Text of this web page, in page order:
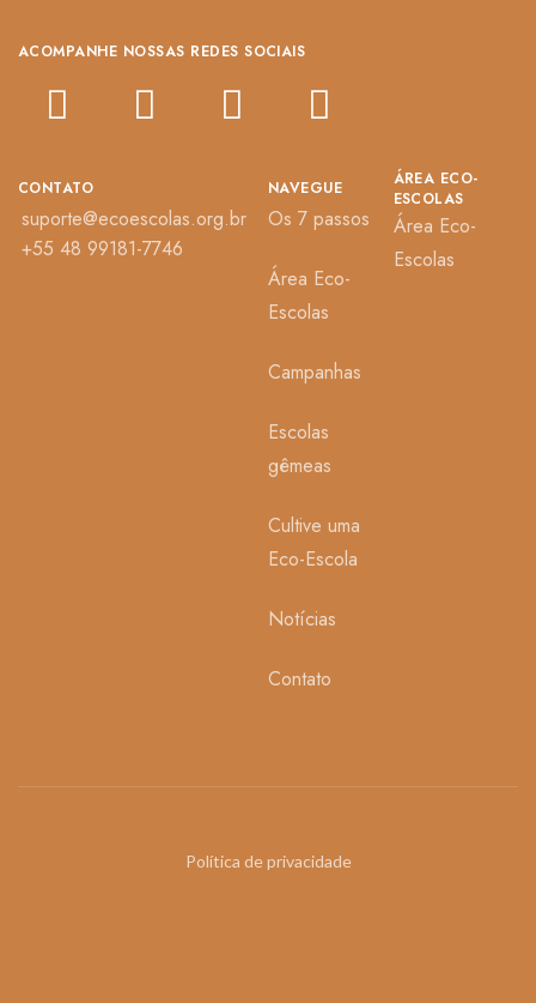
ACOMPANHE NOSSAS REDES SOCIAIS
NAVEGUE
Os 7 passos
Área Eco-
Escolas
Campanhas
Escolas
gêmeas
Cultive uma
Eco-Escola
Notícias
Contato
ÁREA ECO-
ESCOLAS
Área Eco-
Escolas
CONTATO
suporte@ecoescolas.org.br
+55 48 99181-7746
Política de privacidade